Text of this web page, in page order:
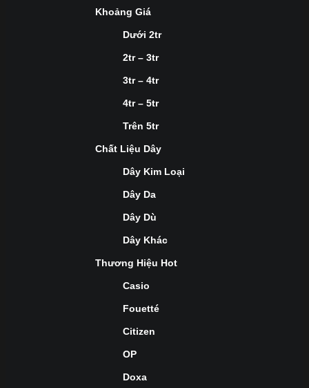
Khoảng Giá
Dưới 2tr
2tr – 3tr
3tr – 4tr
4tr – 5tr
Trên 5tr
Chất Liệu Dây
Dây Kim Loại
Dây Da
Dây Dù
Dây Khác
Thương Hiệu Hot
Casio
Fouetté
Citizen
OP
Doxa